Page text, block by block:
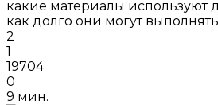
какие материалы используют
как долго они могут
2
1
19704
0
9 мин.